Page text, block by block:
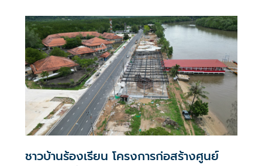
สอบโอนเงินเจ้าหน้าทรัพยากรชายฝั่ง เบื้องต้นพบเป็นพะยูน
เพศผู้ขนาดใหญ่ ความยาวกว่า 2.54 เมตร สภาพเริ่มส่งกลิ่น
เหม็น คาดเสียชีวิตมาแล้วไม่ต่ำกว่า 5 วัน
ชาวบ้านร้องเรียน โครงการก่อสร้างศูนย์